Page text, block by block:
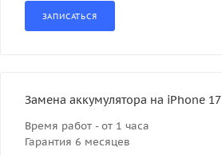
Замена аккумулятора на iPhone 17
Время работ - от 1 часа
Гарантия 6 месяцев